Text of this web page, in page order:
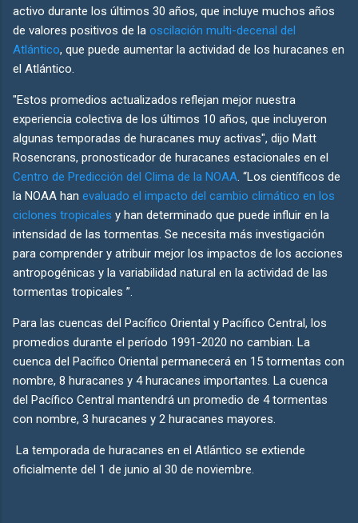
activo durante los últimos 30 años, que incluye muchos años
de valores positivos de la oscilación multi-decenal del
Atlántico, que puede aumentar la actividad de los huracanes en
el Atlántico.
"Estos promedios actualizados reflejan mejor nuestra
experiencia colectiva de los últimos 10 años, que incluyeron
algunas temporadas de huracanes muy activas", dijo Matt
Rosencrans, pronosticador de huracanes estacionales en el
Centro de Predicción del Clima de la NOAA . “Los científicos de
la NOAA han evaluado el impacto del cambio climático en los
ciclones tropicales y han determinado que puede influir en la
intensidad de las tormentas. Se necesita más investigación
para comprender y atribuir mejor los impactos de los acciones
antropogénicas y la variabilidad natural en la actividad de las
tormentas tropicales ”.
Para las cuencas del Pacífico Oriental y Pacífico Central, los
promedios durante el período 1991-2020 no cambian. La
cuenca del Pacífico Oriental permanecerá en 15 tormentas con
nombre, 8 huracanes y 4 huracanes importantes. La cuenca
del Pacífico Central mantendrá un promedio de 4 tormentas
con nombre, 3 huracanes y 2 huracanes mayores.
La temporada de huracanes en el Atlántico se extiende
oficialmente del 1 de junio al 30 de noviembre.